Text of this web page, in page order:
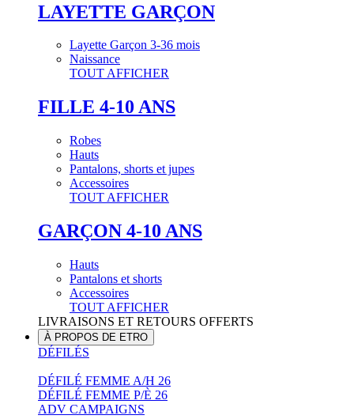
LAYETTE GARÇON
Layette Garçon 3-36 mois
Naissance
TOUT AFFICHER
FILLE 4-10 ANS
Robes
Hauts
Pantalons, shorts et jupes
Accessoires
TOUT AFFICHER
GARÇON 4-10 ANS
Hauts
Pantalons et shorts
Accessoires
TOUT AFFICHER
LIVRAISONS ET RETOURS OFFERTS
À PROPOS DE ETRO
DÉFILÉS
DÉFILÉ FEMME A/H 26
DÉFILÉ FEMME P/È 26
ADV CAMPAIGNS